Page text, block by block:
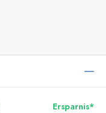
Ersparnis*